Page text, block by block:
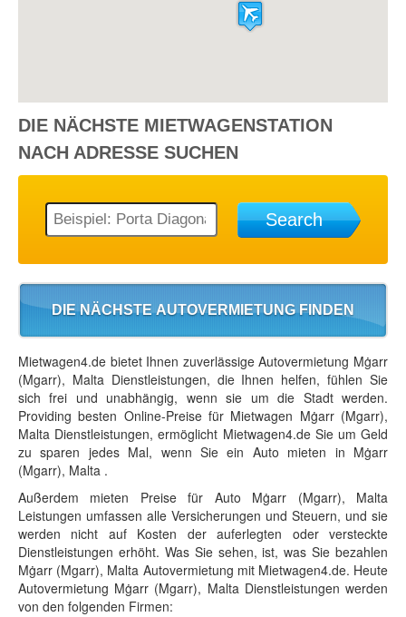
DIE NÄCHSTE MIETWAGENSTATION
NACH ADRESSE SUCHEN
Search
DIE NÄCHSTE AUTOVERMIETUNG FINDEN
Mietwagen4.de bietet Ihnen zuverlässige Autovermietung Mġarr
(Mgarr), Malta Dienstleistungen, die Ihnen helfen, fühlen Sie
sich frei und unabhängig, wenn sie um die Stadt werden.
Providing besten Online-Preise für Mietwagen Mġarr (Mgarr),
Malta Dienstleistungen, ermöglicht Mietwagen4.de Sie um Geld
zu sparen jedes Mal, wenn Sie ein Auto mieten in Mġarr
(Mgarr), Malta .
Außerdem mieten Preise für Auto Mġarr (Mgarr), Malta
Leistungen umfassen alle Versicherungen und Steuern, und sie
werden nicht auf Kosten der auferlegten oder versteckte
Dienstleistungen erhöht. Was Sie sehen, ist, was Sie bezahlen
Mġarr (Mgarr), Malta Autovermietung mit Mietwagen4.de. Heute
Autovermietung Mġarr (Mgarr), Malta Dienstleistungen werden
von den folgenden Firmen: